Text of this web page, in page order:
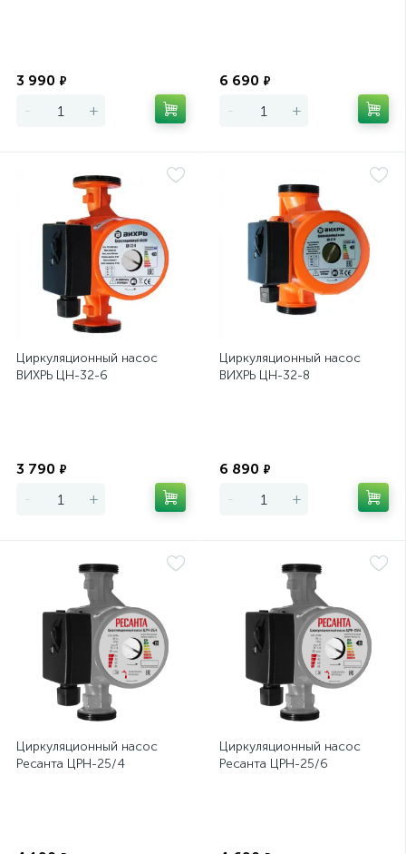
3 990 ₽
- +
6 690 ₽
- +
Циркуляционный насос
ВИХРЬ ЦН-32-6
3 790 ₽
- +
Циркуляционный насос
ВИХРЬ ЦН-32-8
6 890 ₽
- +
Циркуляционный насос
Ресанта ЦРН-25/4
Циркуляционный насос
Ресанта ЦРН-25/6